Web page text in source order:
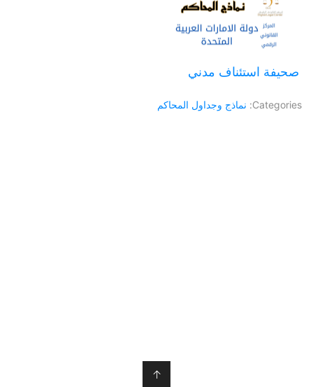
صحيفة استئناف مدني
Categories: نماذج وجداول المحاكم
↑